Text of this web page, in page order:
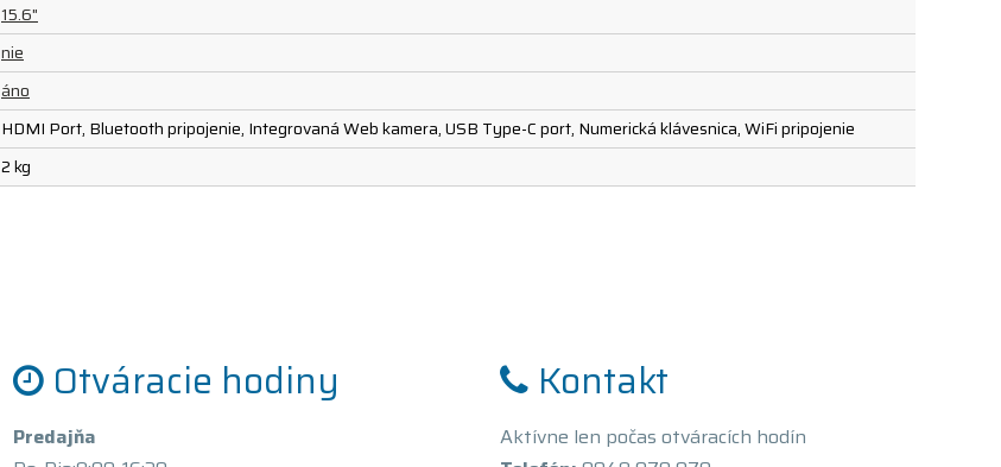
15.6"
nie
áno
HDMI Port, Bluetooth pripojenie, Integrovaná Web kamera, USB Type-C port, Numerická klávesnica, WiFi pripojenie
2 kg
Otváracie hodiny
Predajňa
Kontakt
Aktívne len počas otváracích hodín